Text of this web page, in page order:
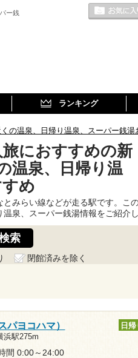
ー銭
ランキング
の温泉、日帰り温泉、スーパー銭湯
旅におすすめの新
温泉、日帰り温
め
みらい線などが走る駅です。こ
泉、スーパー銭湯情報をご紹介し
閉館済みを除く
パヨコハマ）
浜駅275m
日帰
間 0:00～24:00